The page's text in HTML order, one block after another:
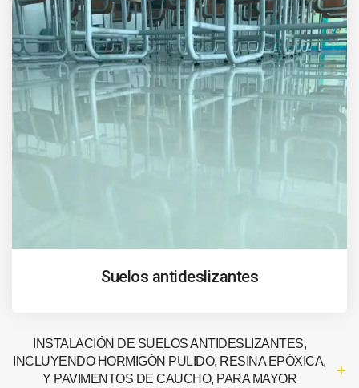
Suelos antideslizantes
INSTALACIÓN DE SUELOS ANTIDESLIZANTES,
INCLUYENDO HORMIGÓN PULIDO, RESINA EPÓXICA,
Y PAVIMENTOS DE CAUCHO, PARA MAYOR